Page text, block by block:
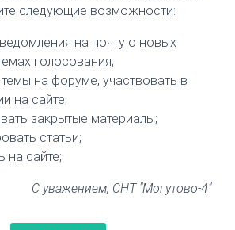
следующие возможности:
на почту о новых
голосования;
на форуме, участвовать в
на сайте;
закрытые материалы;
статьи;
на сайте;
С уважением, СНТ "Могутово-4"